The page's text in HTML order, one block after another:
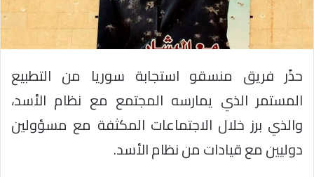
حذًر فريق منسقو استجابة سوريا من التطبيع
المستمر الذي يمارسه المجتمع مع نظام الأسد،
والذي برز خلال الاجتماعات المكثفة مع مسؤولين
دوليين مع قيادات من نظام الأسد.